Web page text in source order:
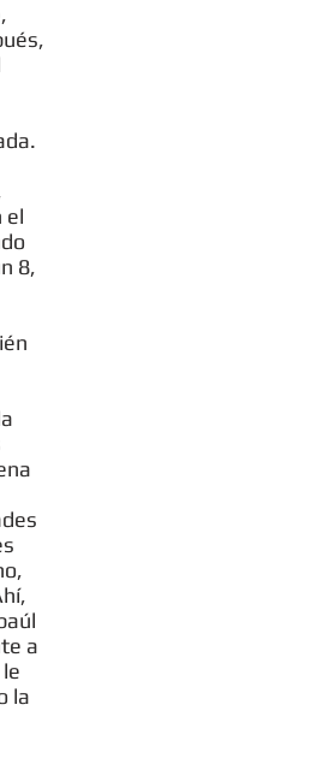
el
8,
a
la